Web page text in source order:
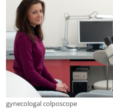
gynecologal colposcope